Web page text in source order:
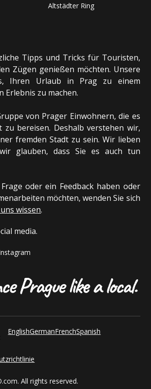
Altstädter Ring
Tipps und Tricks für Touristen,
Zügen genießen möchten. Unsere
Ihren Urlaub in Prag zu einem
Erlebnis zu machen.
von Prager Einwohnern, die es
zu bereisen. Deshalb verstehen wir,
fremden Stadt zu sein. Wir lieben
glauben, dass Sie es auch tun
oder ein Feedback haben oder
möchten, wenden Sie sich
wissen.
media.
All rights reserved.
EnglishGermanFrenchSpanish